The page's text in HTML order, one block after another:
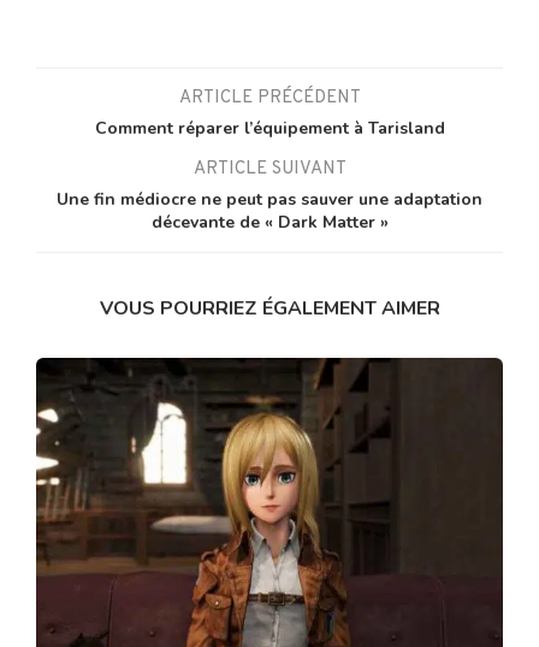
ARTICLE PRÉCÉDENT
Comment réparer l’équipement à Tarisland
ARTICLE SUIVANT
Une fin médiocre ne peut pas sauver une adaptation
décevante de « Dark Matter »
VOUS POURRIEZ ÉGALEMENT AIMER